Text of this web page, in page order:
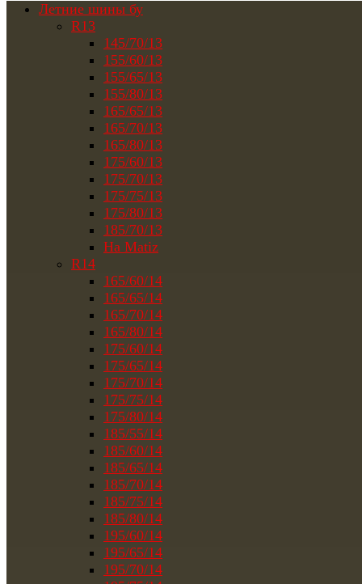
Летние шины бу
R13
145/70/13
155/60/13
155/65/13
155/80/13
165/65/13
165/70/13
165/80/13
175/60/13
175/70/13
175/75/13
175/80/13
185/70/13
На Matiz
R14
165/60/14
165/65/14
165/70/14
165/80/14
175/60/14
175/65/14
175/70/14
175/75/14
175/80/14
185/55/14
185/60/14
185/65/14
185/70/14
185/75/14
185/80/14
195/60/14
195/65/14
195/70/14